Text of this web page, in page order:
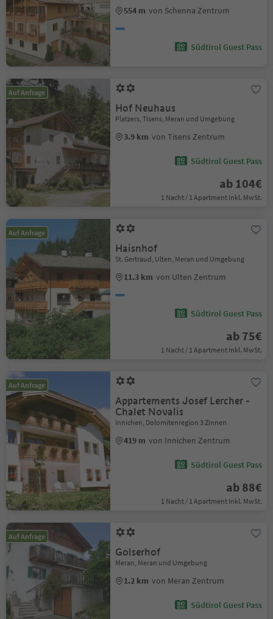
554 m von Schenna Zentrum
Südtirol Guest Pass
Auf Anfrage
Hof Neuhaus
Platzers, Tisens, Meran und Umgebung
3.9 km von Tisens Zentrum
Südtirol Guest Pass
ab 104€
1 Nacht / 1 Apartment Inkl. MwSt.
Auf Anfrage
Haisnhof
St. Gertraud, Ulten, Meran und Umgebung
11.3 km von Ulten Zentrum
Südtirol Guest Pass
ab 75€
1 Nacht / 1 Apartment Inkl. MwSt.
Auf Anfrage
Appartements Josef Lercher -
Chalet Novalis
Innichen, Dolomitenregion 3 Zinnen
419 m von Innichen Zentrum
Südtirol Guest Pass
ab 88€
1 Nacht / 1 Apartment Inkl. MwSt.
Auf Anfrage
Golserhof
Meran, Meran und Umgebung
1.2 km von Meran Zentrum
Südtirol Guest Pass